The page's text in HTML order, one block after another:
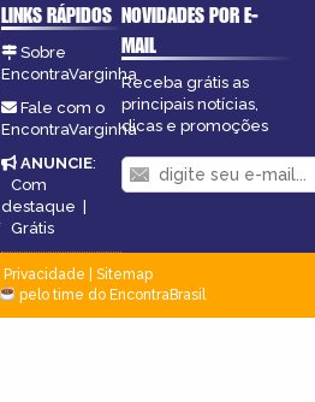
LINKS RÁPIDOS
Sobre
EncontraVarginha
Fale com o
EncontraVarginha
ANUNCIE:
Com
destaque |
Grátis
NOVIDADES POR E-
MAIL
Receba grátis as
principais notícias,
dicas e promoções
Privacidade
Sitemap
pelo time do EncontraBrasil